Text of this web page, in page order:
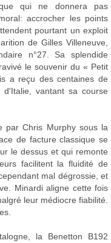
qui ne donnera pas
accrocher les points
pourtant un exploit
de Gilles Villeneuve,
n°27. Sa splendide
le souvenir du « Petit
a reçu des centaines de
d'Italie, vantant sa course
par Chris Murphy sous la
de facture classique se
le dessus et qui remonte
facilitent la fluidité de
mal dégrossie, et
Minardi aligne cette fois
leur médiocre fiabilité.
la Benetton B192